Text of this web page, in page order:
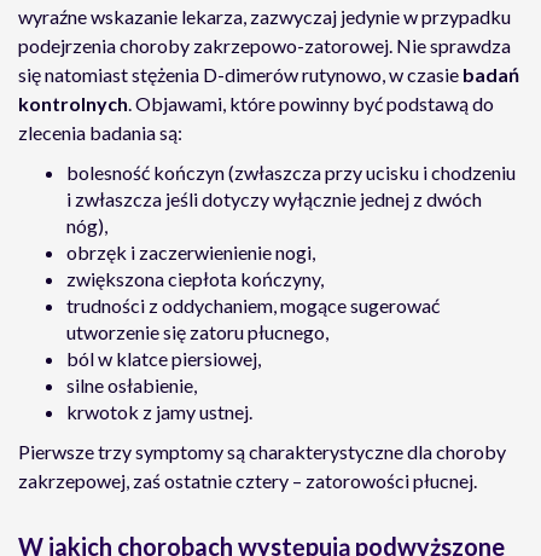
wyraźne wskazanie lekarza, zazwyczaj jedynie w przypadku
podejrzenia choroby zakrzepowo-zatorowej. Nie sprawdza
się natomiast stężenia D-dimerów rutynowo, w czasie badań
kontrolnych. Objawami, które powinny być podstawą do
zlecenia badania są:
bolesność kończyn (zwłaszcza przy ucisku i chodzeniu
i zwłaszcza jeśli dotyczy wyłącznie jednej z dwóch
nóg),
obrzęk i zaczerwienienie nogi,
zwiększona ciepłota kończyny,
trudności z oddychaniem, mogące sugerować
utworzenie się zatoru płucnego,
ból w klatce piersiowej,
silne osłabienie,
krwotok z jamy ustnej.
Pierwsze trzy symptomy są charakterystyczne dla choroby
zakrzepowej, zaś ostatnie cztery – zatorowości płucnej.
W jakich chorobach występują podwyższone